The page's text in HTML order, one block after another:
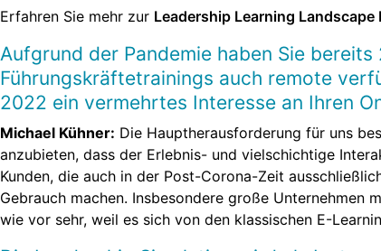
Erfahren Sie mehr zur Leadership Learning
Aufgrund der Pandemie haben Sie
Führungskräftetrainings auch remote
2022 ein vermehrtes Interesse an Ihren
Michael Kühner: Die Hauptherausforderung für uns
anzubieten, dass der Erlebnis- und vielschichtige
Kunden, die auch in der Post-Corona-Zeit
Gebrauch machen. Insbesondere große Unternehmen
wie vor sehr, weil es sich von den klassischen E-